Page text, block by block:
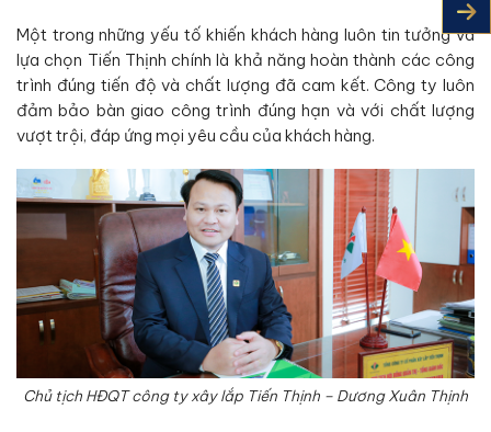
Một trong những yếu tố khiến khách hàng luôn tin tưởng và
lựa chọn Tiến Thịnh chính là khả năng hoàn thành các công
trình đúng tiến độ và chất lượng đã cam kết. Công ty luôn
đảm bảo bàn giao công trình đúng hạn và với chất lượng
vượt trội, đáp ứng mọi yêu cầu của khách hàng.
Chủ tịch HĐQT công ty xây lắp Tiến Thịnh – Dương Xuân Thịnh